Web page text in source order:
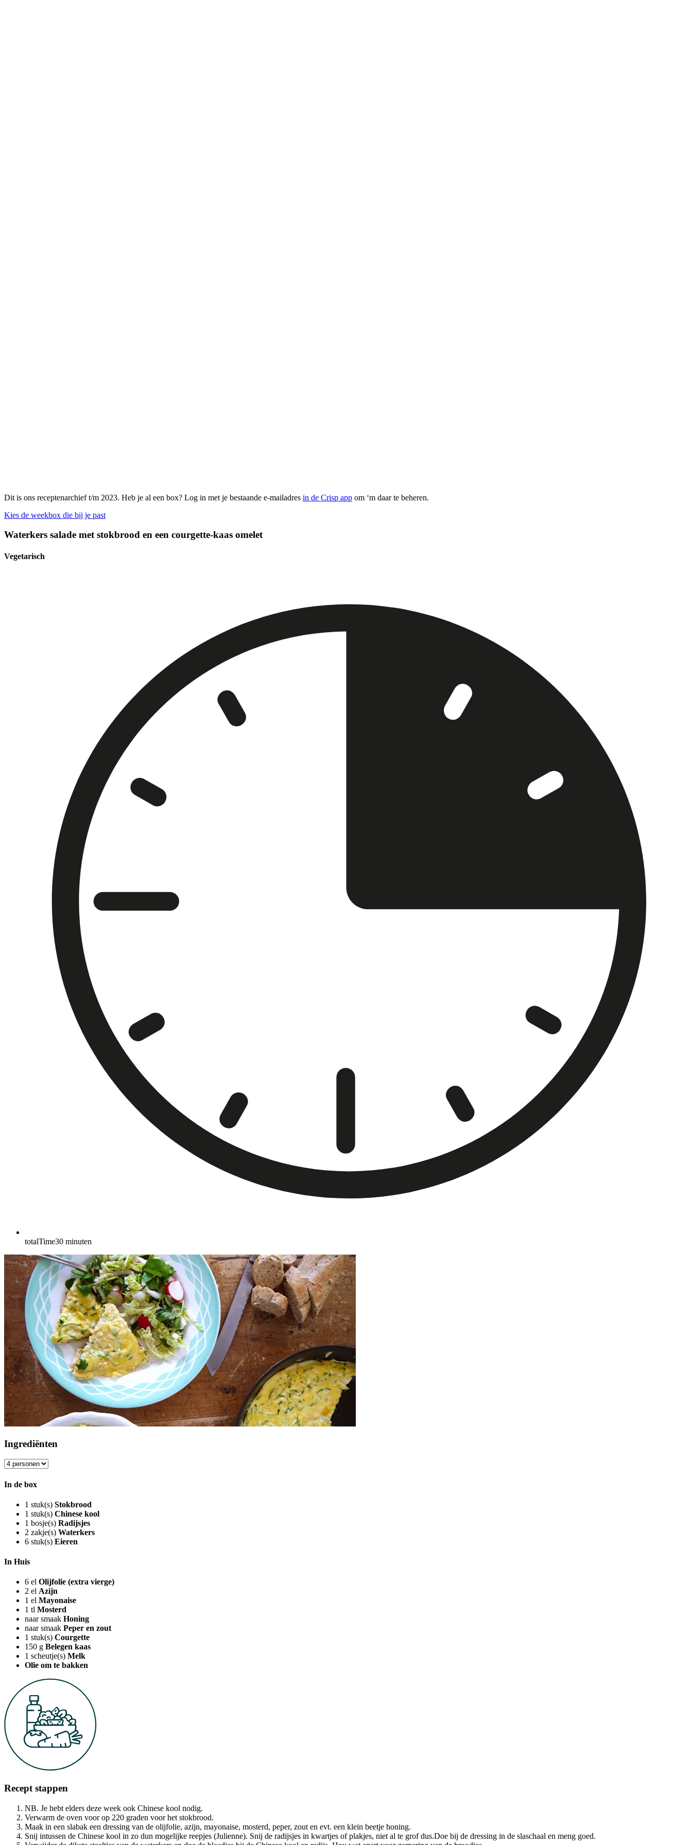
Dit is ons receptenarchief t/m 2023. Heb je al een box? Log in met je bestaande e-mailadres in de Crisp app om ‘m daar te beheren.
Kies de weekbox die bij je past
Waterkers salade met stokbrood en een courgette-kaas omelet
Vegetarisch
totalTime30 minuten
Ingrediënten
In de box
1 stuk(s) Stokbrood
1 stuk(s) Chinese kool
1 bosje(s) Radijsjes
2 zakje(s) Waterkers
6 stuk(s) Eieren
In Huis
6 el Olijfolie (extra vierge)
2 el Azijn
1 el Mayonaise
1 tl Mosterd
naar smaak Honing
naar smaak Peper en zout
1 stuk(s) Courgette
150 g Belegen kaas
1 scheutje(s) Melk
Olie om te bakken
Recept stappen
NB. Je hebt elders deze week ook Chinese kool nodig.
Verwarm de oven voor op 220 graden voor het stokbrood.
Maak in een slabak een dressing van de olijfolie, azijn, mayonaise, mosterd, peper, zout en evt. een klein beetje honing.
Snij intussen de Chinese kool in zo dun mogelijke reepjes (Julienne). Snij de radijsjes in kwartjes of plakjes, niet al te grof dus.Doe bij de dressing in de slaschaal en meng goed.